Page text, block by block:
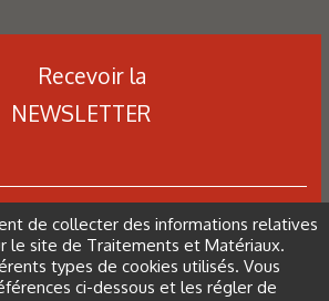
2026
trempe
Recevoir la
NEWSLETTER
VOUS À LA NEWSLETTER
de collecter des informations relatives
le site de Traitements et Matériaux.
types de cookies utilisés. Vous
ci-dessous et les régler de